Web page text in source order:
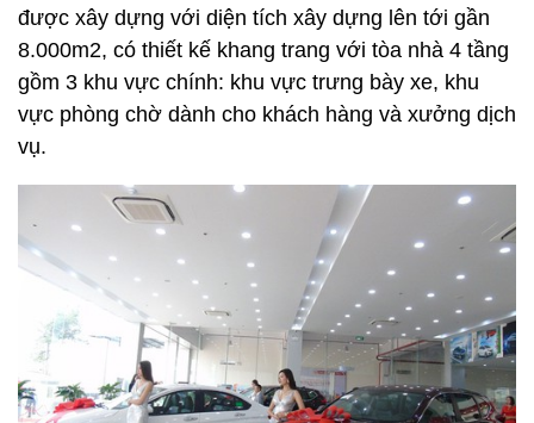
được xây dựng với diện tích xây dựng lên tới gần
8.000m2, có thiết kế khang trang với tòa nhà 4 tầng
gồm 3 khu vực chính: khu vực trưng bày xe, khu
vực phòng chờ dành cho khách hàng và xưởng dịch
vụ.